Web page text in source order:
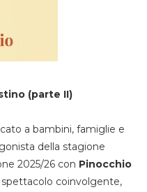
(parte II)
a bambini, famiglie e
della stagione
2025/26 con Pinocchio
coinvolgente,